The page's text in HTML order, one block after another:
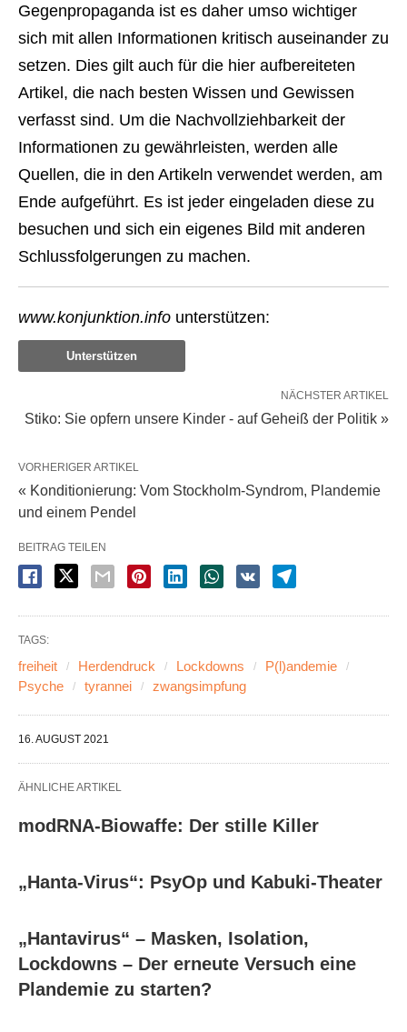
Gegenpropaganda ist es daher umso wichtiger
sich mit allen Informationen kritisch auseinander zu
setzen. Dies gilt auch für die hier aufbereiteten
Artikel, die nach besten Wissen und Gewissen
verfasst sind. Um die Nachvollziehbarkeit der
Informationen zu gewährleisten, werden alle
Quellen, die in den Artikeln verwendet werden, am
Ende aufgeführt. Es ist jeder eingeladen diese zu
besuchen und sich ein eigenes Bild mit anderen
Schlussfolgerungen zu machen.
www.konjunktion.info unterstützen:
Unterstützen
NÄCHSTER ARTIKEL
Stiko: Sie opfern unsere Kinder - auf Geheiß der Politik »
VORHERIGER ARTIKEL
« Konditionierung: Vom Stockholm-Syndrom, Plandemie
und einem Pendel
BEITRAG TEILEN
TAGS:
freiheit Herdendruck Lockdowns
P(l)andemie
Psyche
tyrannei zwangsimpfung
16. AUGUST 2021
ÄHNLICHE ARTIKEL
modRNA-Biowaffe: Der stille Killer
„Hanta-Virus“: PsyOp und Kabuki-Theater
„Hantavirus“ – Masken, Isolation,
Lockdowns – Der erneute Versuch eine
Plandemie zu starten?